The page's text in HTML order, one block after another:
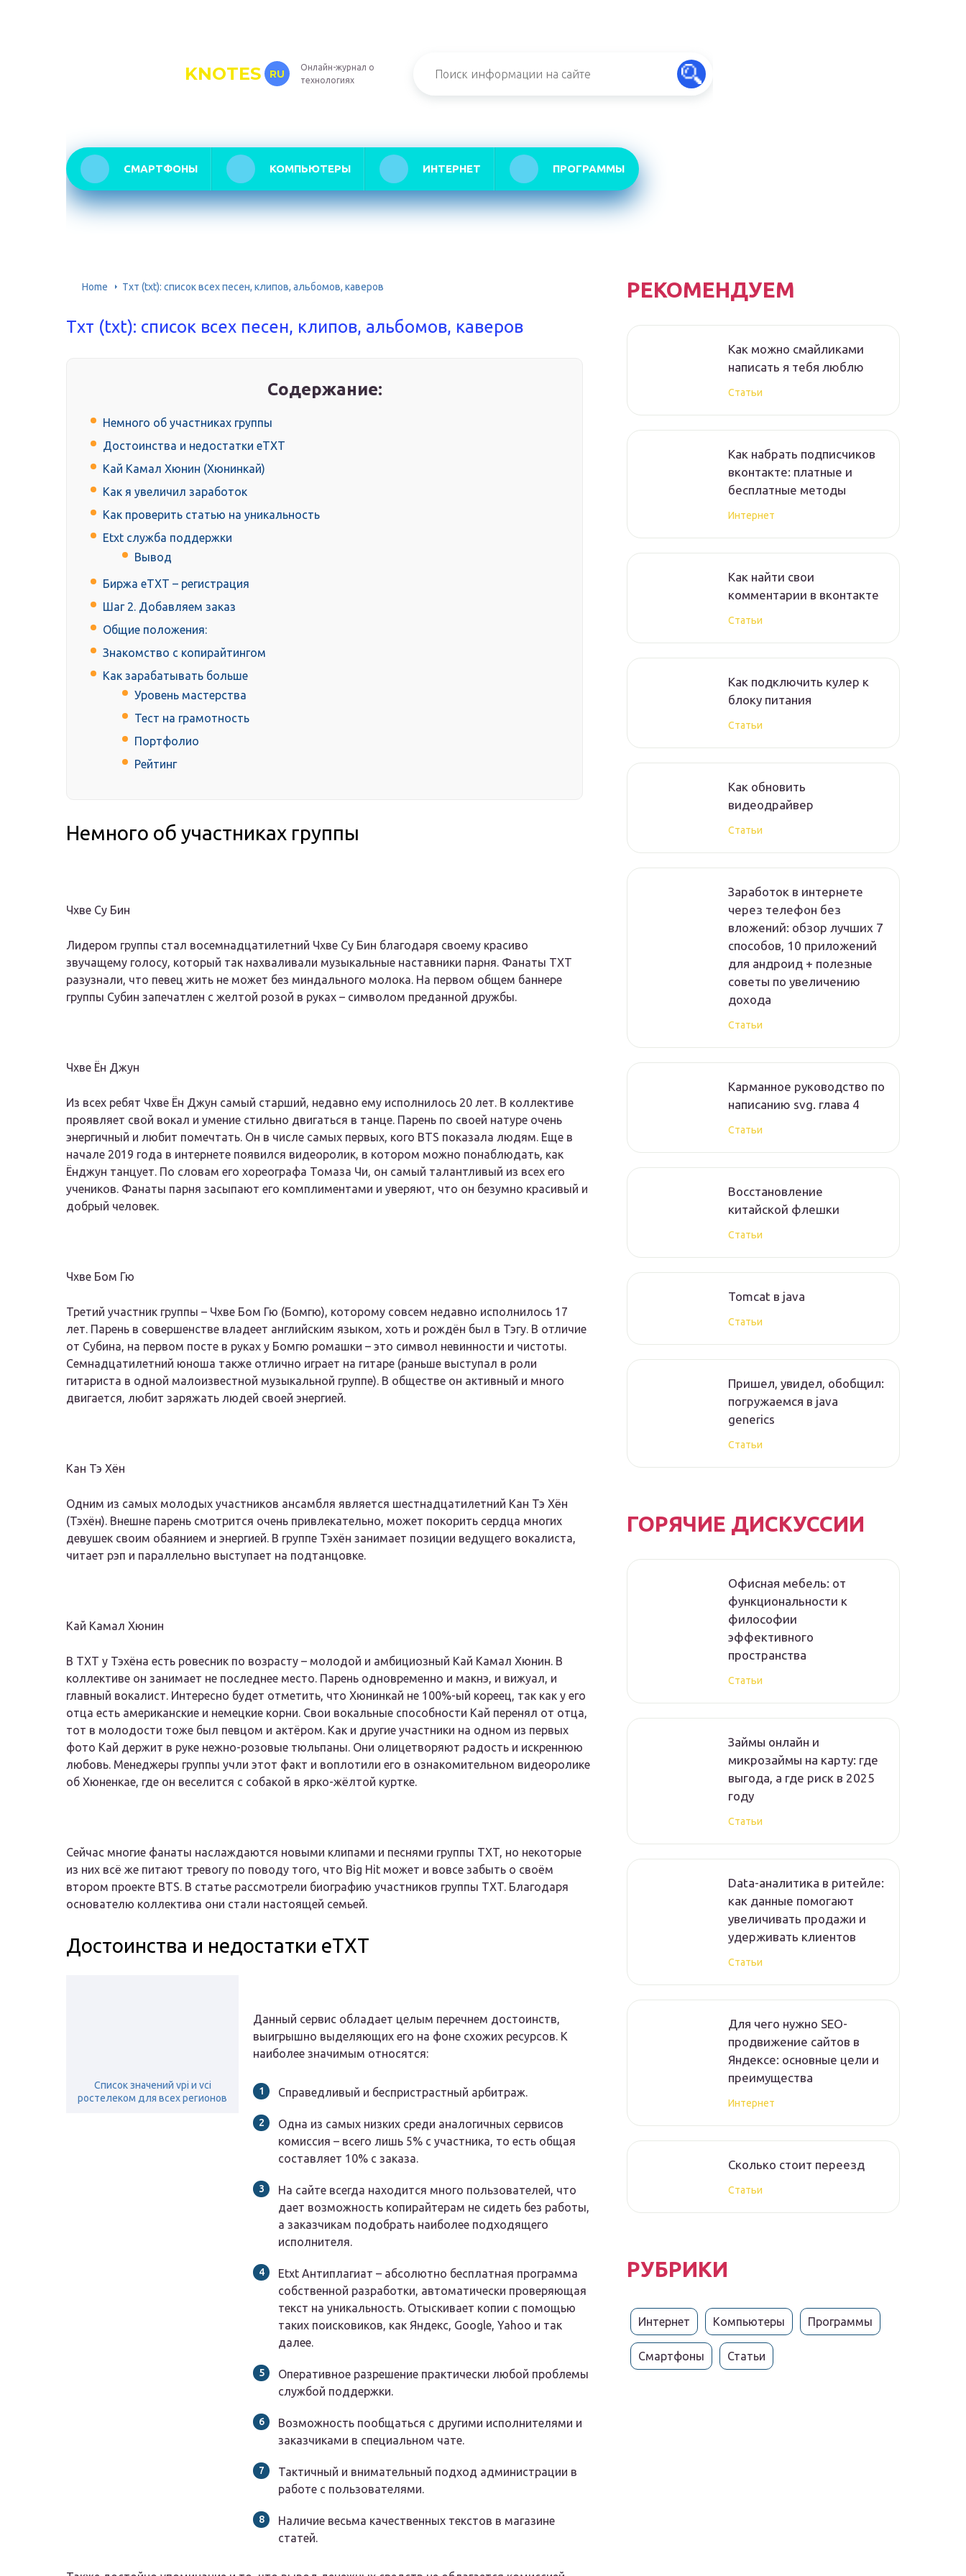
KNOTES RU
Онлайн-журнал о
технологиях
СМАРТФОНЫ КОМПЬЮТЕРЫ ИНТЕРНЕТ ПРОГРАММЫ
Home Тхт (txt): список всех песен, клипов, альбомов, каверов
Тхт (txt): список всех песен, клипов, альбомов, каверов
Содержание:
Немного об участниках группы
Достоинства и недостатки еТХТ
Кай Камал Хюнин (Хюнинкай)
Как я увеличил заработок
Как проверить статью на уникальность
Etxt служба поддержки
Вывод
Биржа eTXT – регистрация
Шаг 2. Добавляем заказ
Общие положения:
Знакомство с копирайтингом
Как зарабатывать больше
Уровень мастерства
Тест на грамотность
Портфолио
Рейтинг
Немного об участниках группы
Чхве Су Бин
Лидером группы стал восемнадцатилетний Чхве Су Бин благодаря своему красиво
звучащему голосу, который так нахваливали музыкальные наставники парня. Фанаты TXT
разузнали, что певец жить не может без миндального молока. На первом общем баннере
группы Субин запечатлен с желтой розой в руках – символом преданной дружбы.
Чхве Ён Джун
Из всех ребят Чхве Ён Джун самый старший, недавно ему исполнилось 20 лет. В коллективе
проявляет свой вокал и умение стильно двигаться в танце. Парень по своей натуре очень
энергичный и любит помечтать. Он в числе самых первых, кого BTS показала людям. Еще в
начале 2019 года в интернете появился видеоролик, в котором можно понаблюдать, как
Ёнджун танцует. По словам его хореографа Томаза Чи, он самый талантливый из всех его
учеников. Фанаты парня засыпают его комплиментами и уверяют, что он безумно красивый и
добрый человек.
Чхве Бом Гю
Третий участник группы – Чхве Бом Гю (Бомгю), которому совсем недавно исполнилось 17
лет. Парень в совершенстве владеет английским языком, хоть и рождён был в Тэгу. В отличие
от Субина, на первом посте в руках у Бомгю ромашки – это символ невинности и чистоты.
Семнадцатилетний юноша также отлично играет на гитаре (раньше выступал в роли
гитариста в одной малоизвестной музыкальной группе). В обществе он активный и много
двигается, любит заряжать людей своей энергией.
Кан Тэ Хён
Одним из самых молодых участников ансамбля является шестнадцатилетний Кан Тэ Хён
(Тэхён). Внешне парень смотрится очень привлекательно, может покорить сердца многих
девушек своим обаянием и энергией. В группе Тэхён занимает позиции ведущего вокалиста,
читает рэп и параллельно выступает на подтанцовке.
Кай Камал Хюнин
В TXT у Тэхёна есть ровесник по возрасту – молодой и амбициозный Кай Камал Хюнин. В
коллективе он занимает не последнее место. Парень одновременно и макнэ, и вижуал, и
главный вокалист. Интересно будет отметить, что Хюнинкай не 100%-ый кореец, так как у его
отца есть американские и немецкие корни. Свои вокальные способности Кай перенял от отца,
тот в молодости тоже был певцом и актёром. Как и другие участники на одном из первых
фото Кай держит в руке нежно-розовые тюльпаны. Они олицетворяют радость и искреннюю
любовь. Менеджеры группы учли этот факт и воплотили его в ознакомительном видеоролике
об Хюненкае, где он веселится с собакой в ярко-жёлтой куртке.
Сейчас многие фанаты наслаждаются новыми клипами и песнями группы TXT, но некоторые
из них всё же питают тревогу по поводу того, что Big Hit может и вовсе забыть о своём
втором проекте BTS. В статье рассмотрели биографию участников группы TXT. Благодаря
основателю коллектива они стали настоящей семьей.
Достоинства и недостатки еТХТ
Список значений vpi и vci
ростелеком для всех регионов
Данный сервис обладает целым перечнем достоинств,
выигрышно выделяющих его на фоне схожих ресурсов. К
наиболее значимым относятся:
Справедливый и беспристрастный арбитраж.
Одна из самых низких среди аналогичных сервисов
комиссия – всего лишь 5% с участника, то есть общая
составляет 10% с заказа.
На сайте всегда находится много пользователей, что
дает возможность копирайтерам не сидеть без работы,
а заказчикам подобрать наиболее подходящего
исполнителя.
Etxt Антиплагиат – абсолютно бесплатная программа
собственной разработки, автоматически проверяющая
текст на уникальность. Отыскивает копии с помощью
таких поисковиков, как Яндекс, Google, Yahoo и так
далее.
Оперативное разрешение практически любой проблемы
службой поддержки.
Возможность пообщаться с другими исполнителями и
заказчиками в специальном чате.
Тактичный и внимательный подход администрации в
работе с пользователями.
Наличие весьма качественных текстов в магазине
статей.
РЕКОМЕНДУЕМ
Как можно смайликами
написать я тебя люблю
Статьи
Как набрать подписчиков
вконтакте: платные и
бесплатные методы
Интернет
Как найти свои
комментарии в вконтакте
Статьи
Как подключить кулер к
блоку питания
Статьи
Как обновить
видеодрайвер
Статьи
Заработок в интернете
через телефон без
вложений: обзор лучших 7
способов, 10 приложений
для андроид + полезные
советы по увеличению
дохода
Статьи
Карманное руководство по
написанию svg. глава 4
Статьи
Восстановление
китайской флешки
Статьи
Tomcat в java
Статьи
Пришел, увидел, обобщил:
погружаемся в java
generics
Статьи
ГОРЯЧИЕ ДИСКУССИИ
Офисная мебель: от
функциональности к
философии
эффективного
пространства
Статьи
Займы онлайн и
микрозаймы на карту: где
выгода, а где риск в 2025
году
Статьи
Data-аналитика в ритейле:
как данные помогают
увеличивать продажи и
удерживать клиентов
Статьи
Для чего нужно SEO-
продвижение сайтов в
Яндексе: основные цели и
преимущества
Интернет
Сколько стоит переезд
Статьи
РУБРИКИ
Интернет Компьютеры Программы
Смартфоны Статьи